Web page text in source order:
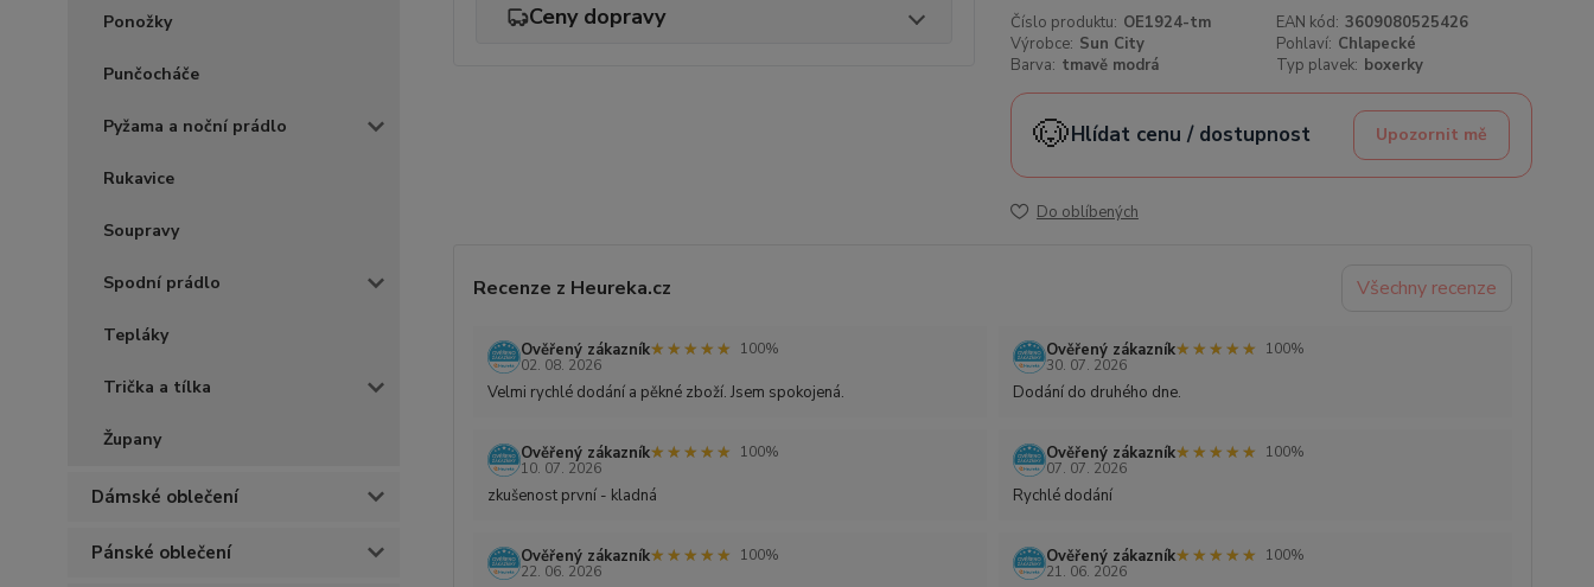
Ponožky
Punčocháče
Pyžama a noční prádlo
Rukavice
Soupravy
Spodní prádlo
Tepláky
Trička a tílka
Župany
Dámské oblečení
Pánské oblečení
Ceny dopravy Číslo produktu: OE1924-tm EAN kód: 3609080525426
Výrobce: Sun City Pohlaví: Chlapecké
Barva: tmavě modrá Typ plavek: boxerky
🐶Hlídat cenu / dostupnost Upozornit mě
Do oblíbených
Recenze z Heureka.cz Všechny recenze
Ověřený zákazník★★★★★
★★★★★
100%
02. 08. 2026
Velmi rychlé dodání a pěkné zboží. Jsem spokojená.
Ověřený zákazník★★★★★
★★★★★
100%
30. 07. 2026
Dodání do druhého dne.
Ověřený zákazník★★★★★
★★★★★
100%
10. 07. 2026
zkušenost první - kladná
Ověřený zákazník★★★★★
★★★★★
100%
07. 07. 2026
Rychlé dodání
Ověřený zákazník★★★★★
★★★★★
100%
22. 06. 2026
Ověřený zákazník★★★★★
★★★★★
100%
21. 06. 2026